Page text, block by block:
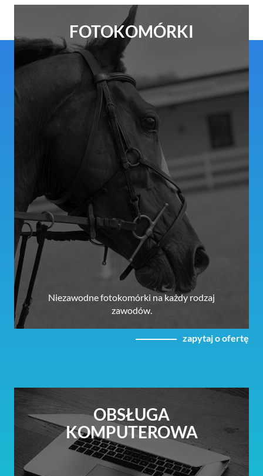
FOTOKOMÓRKI
Niezawodne fotokomórki na każdy rodzaj
zawodów.
zapytaj o ofertę
OBSŁUGA
KOMPUTEROWA